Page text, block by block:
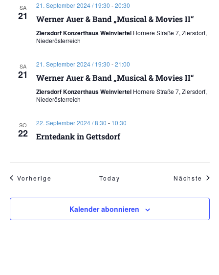
SA
21
21. September 2024 / 19:30 -20:30
Werner Auer & Band „Musical & Movies II“
Ziersdorf Konzerthaus Weinviertel Hornere Straße 7, Ziersdorf,
Niederösterreich
SA
21
21. September 2024 / 19:30 -21:00
Werner Auer & Band „Musical & Movies II“
Ziersdorf Konzerthaus Weinviertel Hornere Straße 7, Ziersdorf,
Niederösterreich
SO
22
22. September 2024 / 8:30 - 10:30
Erntedank in Gettsdorf
Vorherige VeranstaltungenToday Nächste
Kalender abonnieren